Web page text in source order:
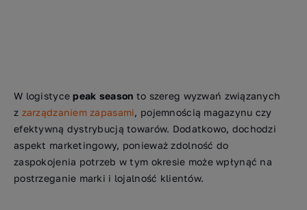
W logistycepeak season to szereg wyzwań związanych
z zarządzaniem zapasami, pojemnością magazynu czy
efektywną dystrybucją towarów. Dodatkowo, dochodzi
aspekt marketingowy, ponieważ zdolność do
zaspokojenia potrzeb w tym okresie może wpłynąć na
postrzeganie marki i lojalność klientów.